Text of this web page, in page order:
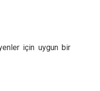
için uygun bir